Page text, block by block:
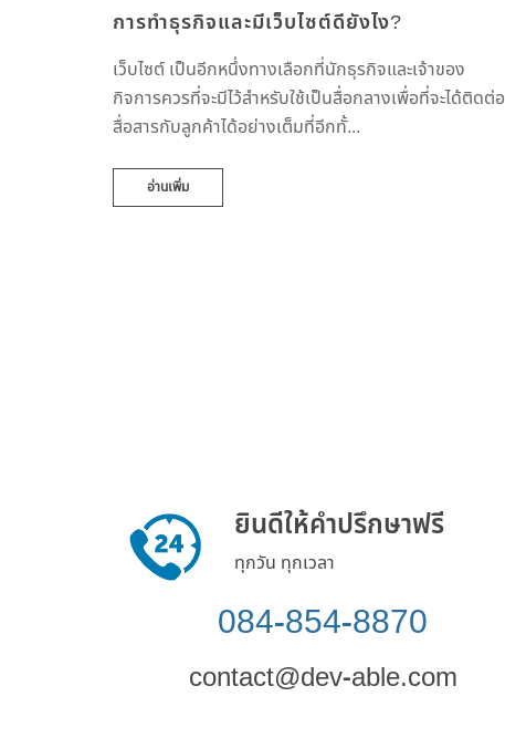
การทำธุรกิจและมีเว็บไซต์ดียังไง?
เว็บไซต์ เป็นอีกหนึ่งทางเลือกที่นักธุรกิจและเจ้าของ
กิจการควรที่จะมีไว้สำหรับใช้เป็นสื่อกลางเพื่อที่จะได้ติดต่อ
สื่อสารกับลูกค้าได้อย่างเต็มที่อีกทั้...
อ่านเพิ่ม
ยินดีให้คำปรึกษาฟรี
ทุกวัน ทุกเวลา
084-854-8870
contact@dev-able.com